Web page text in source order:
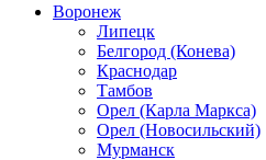
Воронеж
Липецк
Белгород (Конева)
Краснодар
Тамбов
Орел (Карла Маркса)
Орел (Новосильский)
Мурманск